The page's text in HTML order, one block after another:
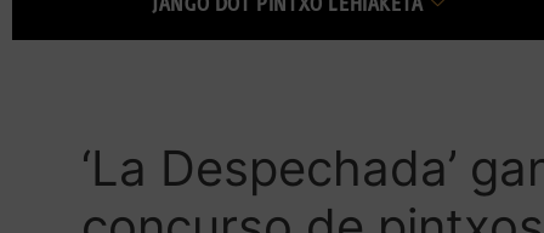
‘La Despechada’